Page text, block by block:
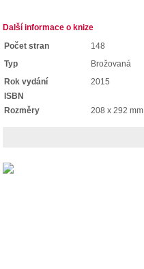
Další informace o knize
Počet stran
148
Typ
Brožovaná
Rok vydání
2015
ISBN
Rozměry
208 x 292 mm